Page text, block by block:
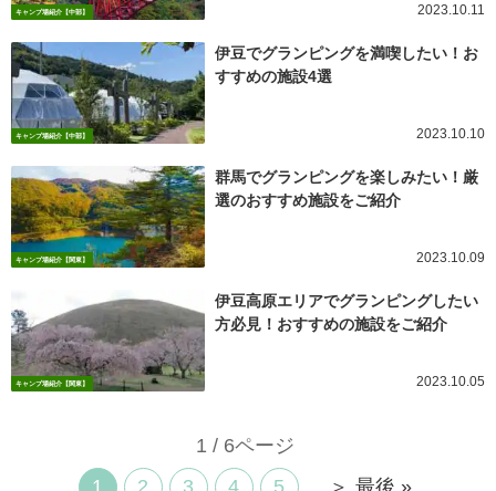
キャンプ場紹介【中部】 2023.10.11
キャンプ場紹介【中部】
伊豆でグランピングを満喫したい！お
すすめの施設4選
2023.10.10
キャンプ場紹介【関東】
群馬でグランピングを楽しみたい！厳
選のおすすめ施設をご紹介
2023.10.09
キャンプ場紹介【関東】
伊豆高原エリアでグランピングしたい
方必見！おすすめの施設をご紹介
2023.10.05
1 / 6ページ
1
2 3 4 5 ＞ 最後 »